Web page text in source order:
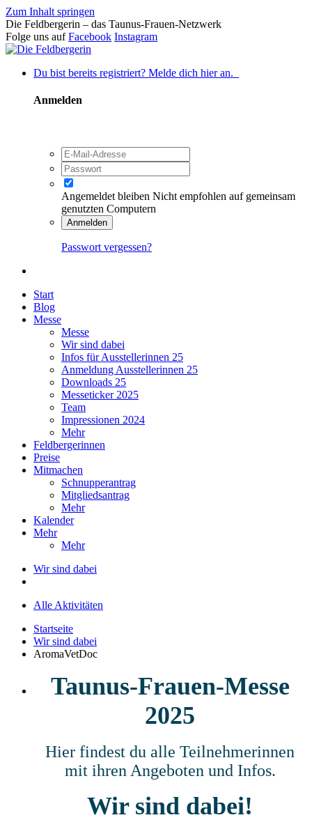
Zum Inhalt springen
Die Feldbergerin – das Taunus-Frauen-Netzwerk
Folge uns aufFacebook Instagram
Du bist bereits registriert? Melde dich hier an.
Anmelden
Angemeldet bleiben Nicht empfohlen auf gemeinsam
genutzten Computern
Anmelden
Passwort vergessen?
Start
Blog
Messe
Messe
Wir sind dabei
Infos für Ausstellerinnen 25
Anmeldung Ausstellerinnen 25
Downloads 25
Messeticker 2025
Team
Impressionen 2024
Mehr
Feldbergerinnen
Preise
Mitmachen
Schnupperantrag
Mitgliedsantrag
Mehr
Kalender
Mehr
Mehr
Wir sind dabei
Alle Aktivitäten
Startseite
Wir sind dabei
AromaVetDoc
Taunus-Frauen-Messe
2025
Hier findest du alle Teilnehmerinnen
mit ihren Angeboten und Infos.
Wir sind dabei!